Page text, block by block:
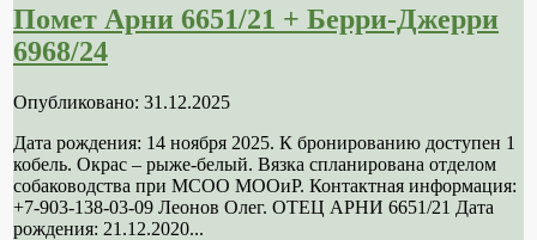
Помет Арни 6651/21 + Берри-Джерри
6968/24
Опубликовано: 31.12.2025
Дата рождения: 14 ноября 2025. К бронированию доступен 1
кобель. Окрас – рыже-белый. Вязка спланирована отделом
собаководства при МСОО МООиР. Контактная информация:
+7-903-138-03-09 Леонов Олег. ОТЕЦ АРНИ 6651/21 Дата
рождения: 21.12.2020...